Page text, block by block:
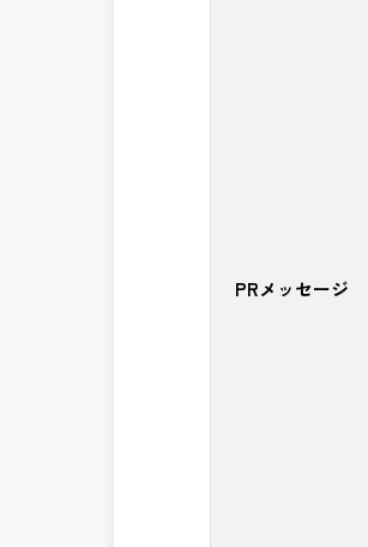
PRメッセージ